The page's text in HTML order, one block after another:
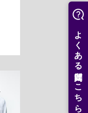
よくある質問はこちら